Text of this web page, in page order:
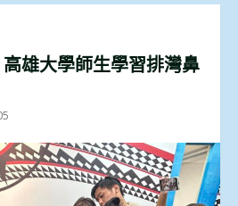
雄大學師生學習排灣鼻